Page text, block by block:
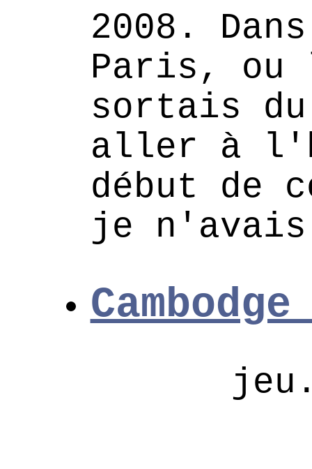
2008.
Paris, ou
sortais
aller à
début de
je n'avais